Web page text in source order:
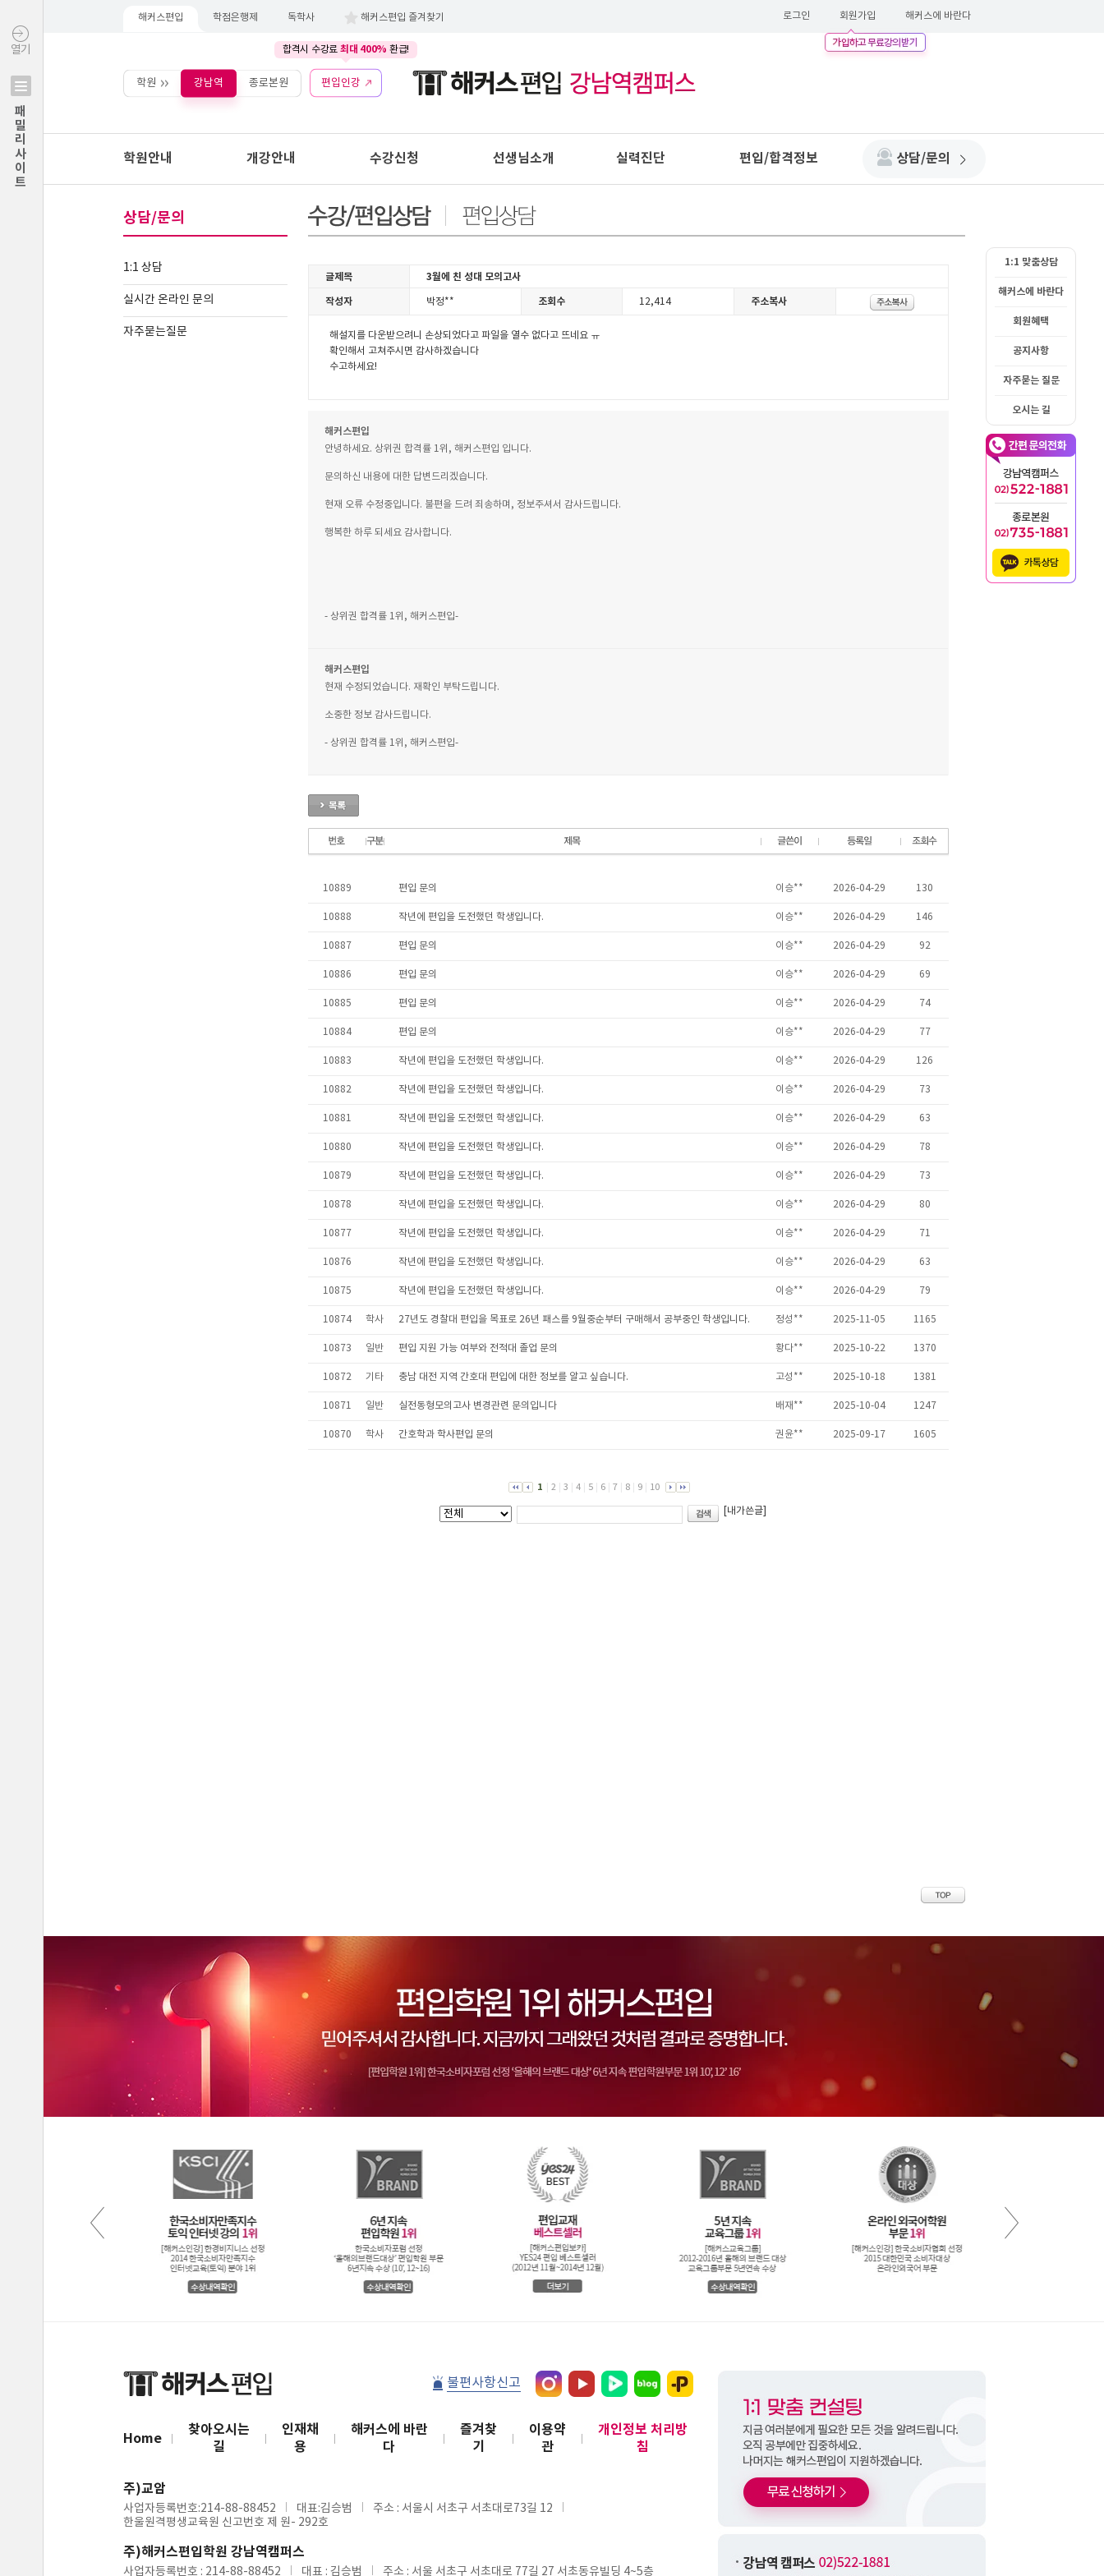
열기
패밀리사이트
해커스편입 학점은행제 독학사 해커스편입 즐겨찾기 로그인 회원가입 해커스에 바란다
합격시 수강료 최대 400% 환급!
학원 강남역 종로본원 편입인강
학원안내 개강안내 수강신청 선생님소개 실력진단 편입/합격정보 상담/문의
상담/문의
1:1 상담
실시간 온라인 문의
자주묻는질문
1:1 맞춤상담
해커스에 바란다
회원혜택
공지사항
자주묻는 질문
오시는 길
불편사항신고
Home
찾아오시는
길
인재채
용
해커스에 바란
다
즐겨찾
기
이용약
관
개인정보 처리방
침
주)교암
사업자등록번호:214-88-88452 대표:김승범
주소 : 서울시 서초구 서초대로73길 12
한울원격평생교육원 신고번호 제 원- 292호
주)해커스편입학원 강남역캠퍼스
사업자등록번호 : 214-88-88452 대표 : 김승범 주소 : 서울 서초구 서초대로 77길 27 서초동유빌딩 4~5층